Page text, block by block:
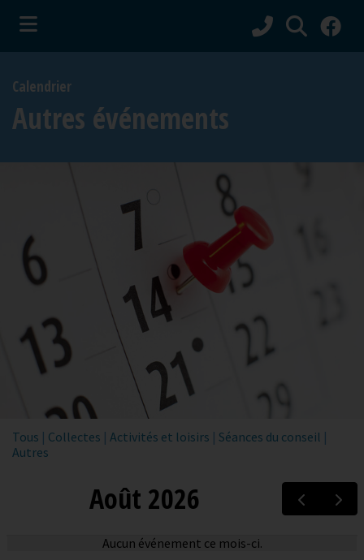
(Culture et tourisme )
Calendrier
Autres événements
Tous | Collectes | Activités et loisirs | Séances du conseil |
Autres